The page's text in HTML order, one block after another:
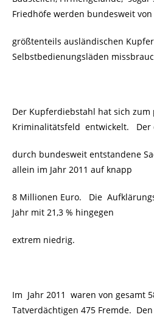
Friedhöfe werden bundesweit von
größtenteils ausländischen
Selbstbedienungsläden
Der Kupferdiebstahl hat sich zum
Kriminalitätsfeld entwickelt. Der
durch bundesweit entstandene
allein im Jahr 2011 auf knapp
8 Millionen Euro. Die
Jahr mit 21,3 % hingegen
extrem niedrig.
Im Jahr 2011 waren von gesamt
Tatverdächtigen 475 Fremde. Den